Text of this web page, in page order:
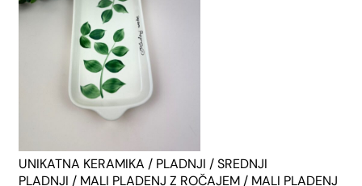
UNIKATNA KERAMIKA / PLADNJI /SREDNJI
PLADNJI / MALI PLADENJ Z ROČAJEM / MALI PLADENJ